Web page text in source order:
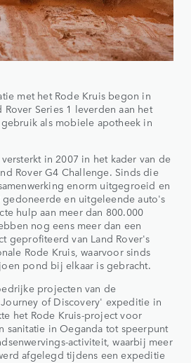
met het Rode Kruis begon in
Series 1 leverden aan het
als mobiele apotheek in
in 2007 in het kader van de
Rover G4 Challenge. Sinds die
enorm uitgegroeid en
en uitgeleende auto's
hulp aan meer dan 800.000
nog eens meer dan een
geprofiteerd van Land Rover's
Rode Kruis, waarvoor sinds
pond bij elkaar is gebracht.
projecten van de
of Discovery' expeditie in
het Rode Kruis-project voor
sanitatie in Oeganda tot speerpunt
activiteit, waarbij meer
afgelegd tijdens een expeditie